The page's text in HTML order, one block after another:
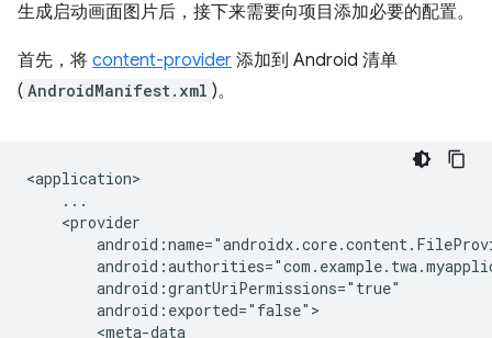
生成启动画面图片后，接下来需要向项目添加必要的配置。
首先，将 content-provider 添加到 Android 清单
( AndroidManifest.xml )。